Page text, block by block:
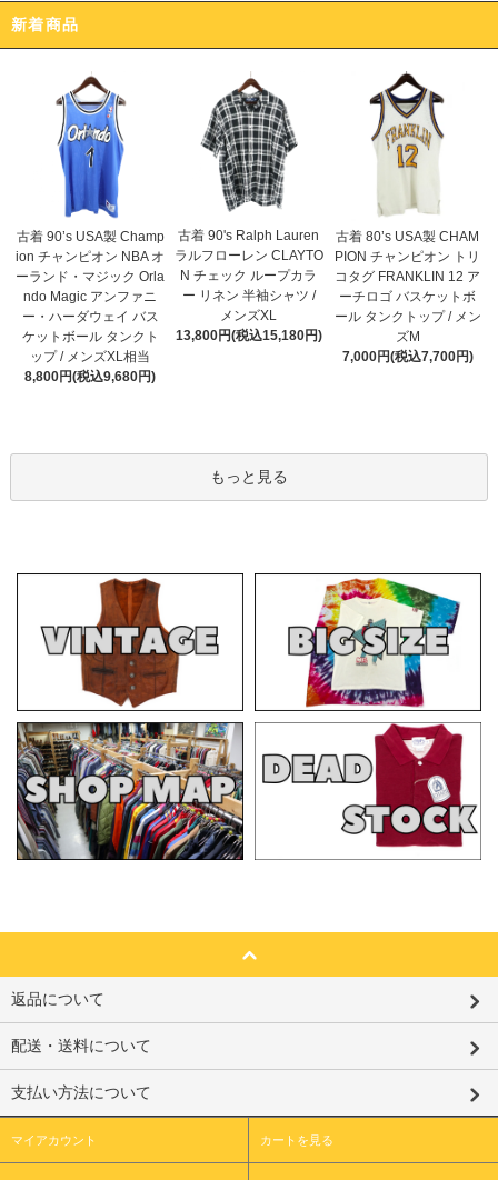
新着商品
古着 90’s USA製 Champ
ion チャンピオン NBA オ
ーランド・マジック Orla
ndo Magic アンファニ
ー・ハーダウェイ バス
ケットボール タンクト
ップ / メンズXL相当
8,800円(税込9,680円)
古着 90's Ralph Lauren
ラルフローレン CLAYTO
N チェック ループカラ
ー リネン 半袖シャツ /
メンズXL
13,800円(税込15,180円)
古着 80’s USA製 CHAM
PION チャンピオン トリ
コタグ FRANKLIN 12 ア
ーチロゴ バスケットボ
ール タンクトップ / メン
ズM
7,000円(税込7,700円)
もっと見る
返品について
配送・送料について
支払い方法について
マイアカウント カートを見る